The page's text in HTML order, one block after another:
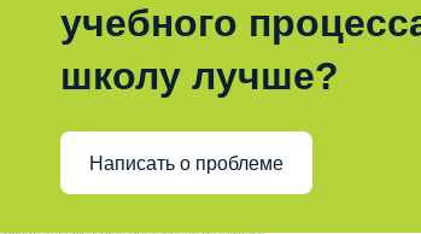
учебного
школу лучше?
Написать о проблеме